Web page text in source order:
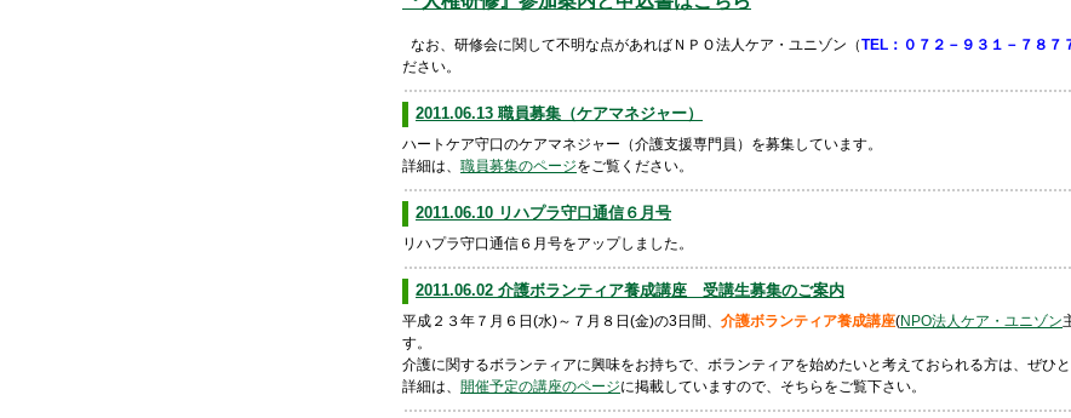
なお、研修会に関して不明な点があればＮＰＯ法人ケア・ユニゾン（TEL：０７２－９３１－７８７
ださい。
2011.06.13 職員募集（ケアマネジャー）
ハートケア守口のケアマネジャー（介護支援専門員）を募集しています。
詳細は、 職員募集のページをご覧ください。
2011.06.10 リハプラ守口通信６月号
リハプラ守口通信６月号をアップしました。
2011.06.02 介護ボランティア養成講座 受講生募集のご案内
平成２３年７月６日(水)～７月８日(金)の3日間、 介護ボランティア養成講座(NPO法人ケア・ユニゾン
す。
介護に関するボランティアに興味をお持ちで、ボランティアを始めたいと考えておられる方は、ぜひと
詳細は、 開催予定の講座のページに掲載していますので、そちらをご覧下さい。